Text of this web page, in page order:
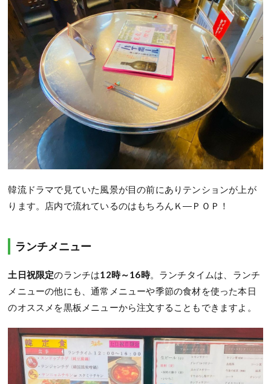
韓流ドラマで見ていた風景が目の前にありテンションが上が
ります。店内で流れているのはもちろんＫ―ＰＯＰ！
ランチメニュー
土日祝限定のランチは12時～16時。ランチタイムは、ランチ
メニューの他にも、通常メニューや季節の食材を使った本日
のオススメを黒板メニューから注文することもできますよ。